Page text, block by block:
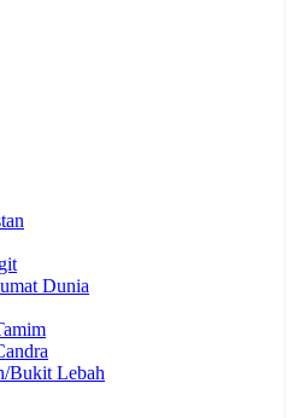
Dunia
Bukit Lebah